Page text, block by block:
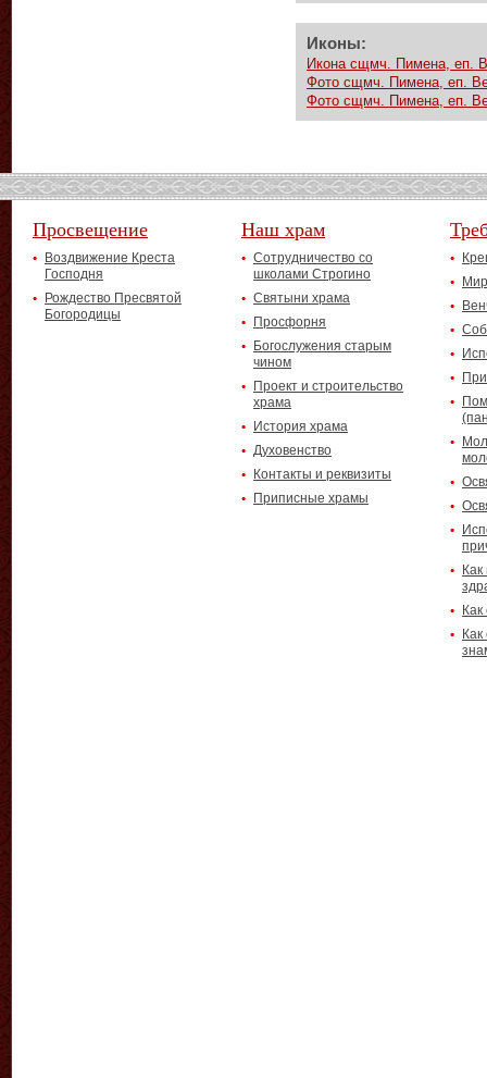
Иконы:
Икона сщмч. Пимена, еп.
Фото сщмч. Пимена, еп.
Фото сщмч. Пимена, еп.
Просвещение
Воздвижение Креста
Господня
Рождество Пресвятой
Богородицы
Наш храм
Сотрудничество со
школами Строгино
Святыни храма
Просфорня
Богослужения старым
чином
Проект и строительство
храма
История храма
Духовенство
Контакты и реквизиты
Приписные храмы
Как